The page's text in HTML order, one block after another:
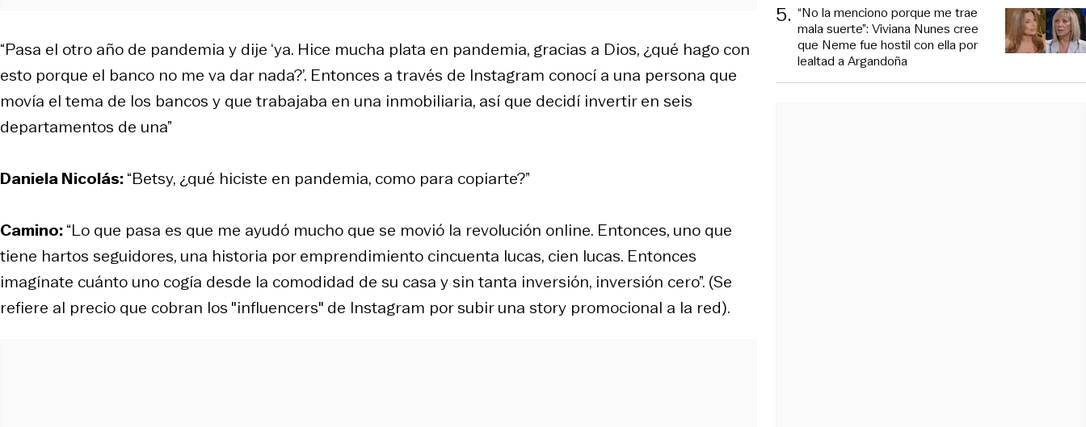
“Pasa el otro año de pandemia y dije ‘ya. Hice mucha plata en pandemia, gracias a Dios, ¿qué hago con
esto porque el banco no me va dar nada?’. Entonces a través de Instagram conocí a una persona que
movía el tema de los bancos y que trabajaba en una inmobiliaria, así que decidí invertir en seis
departamentos de una”
Daniela Nicolás:“Betsy, ¿qué hiciste en pandemia, como para copiarte?”
Camino:“Lo que pasa es que me ayudó mucho que se movió la revolución online. Entonces, uno que
tiene hartos seguidores, una historia por emprendimiento cincuenta lucas, cien lucas. Entonces
imagínate cuánto uno cogía desde la comodidad de su casa y sin tanta inversión, inversión cero”. (Se
refiere al precio que cobran los "influencers" de Instagram por subir una story promocional a la red).
5. “No la menciono porque me trae
mala suerte”: Viviana Nunes cree
que Neme fue hostil con ella por
lealtad a Argandoña